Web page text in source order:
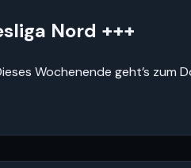
Nord +++
Wochenende geht’s